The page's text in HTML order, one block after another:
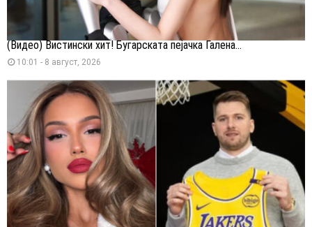
(Видео) Вистински хит! Бугарската пејачка Галена...
10:01 - 8 август, 2026